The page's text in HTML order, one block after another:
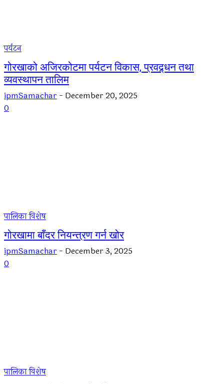
पर्यटन
गोरखाको अजिरकोटमा पर्यटन विकास, प्रवद्र्धन तथा
व्यवस्थापन तालिम
ipmSamachar - December 20, 2025
0
पालिका विशेष
गोरखामा बाँदर नियन्त्रण गर्न खोर
ipmSamachar - December 3, 2025
0
पालिका विशेष